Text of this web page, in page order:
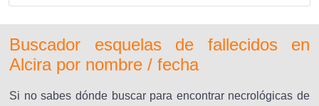
Buscador esquelas de fallecidos en
Alcira por nombre / fecha
Si no sabes dónde buscar para encontrar necrológicas de